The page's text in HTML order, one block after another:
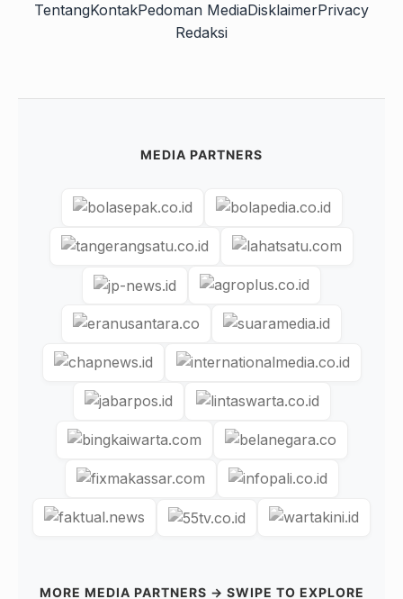
TentangKontakPedoman MediaDisklaimerPrivacy
Redaksi
MEDIA PARTNERS
MORE MEDIA PARTNERS → SWIPE TO EXPLORE